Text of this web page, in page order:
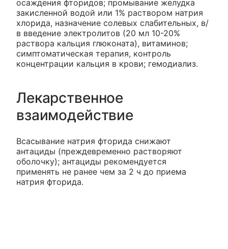
осаждения фторидов; промывание желудка
закисленной водой или 1% раствором натрия
хлорида, назначение солевых слабительных, в/
в введение электролитов (20 мл 10-20%
раствора кальция глюконата), витаминов;
симптоматическая терапия, контроль
концентрации кальция в крови; гемодиализ.
Лекарственное
взаимодействие
Всасывание натрия фторида снижают
антациды (преждевременно растворяют
оболочку); антациды рекомендуется
применять не ранее чем за 2 ч до приема
натрия фторида.